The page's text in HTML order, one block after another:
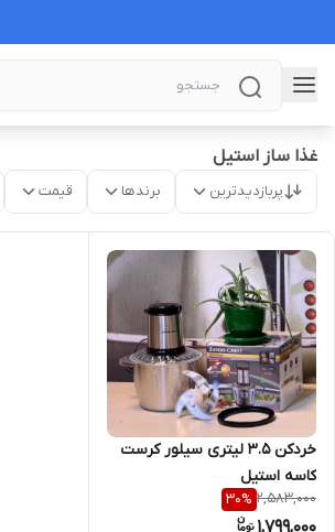
غذا ساز استیل
پربازدیدترین برندها قیمت
خردکن ۳.۵ لیتری سیلور کرست
کاسه استیل
2,583,000
30%
1,799,000